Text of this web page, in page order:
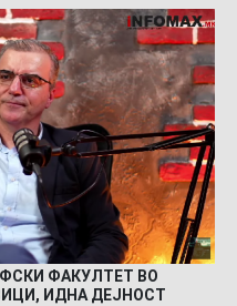
ФАКУЛТЕТ ВО
ИДНА ДЕЈНОСТ